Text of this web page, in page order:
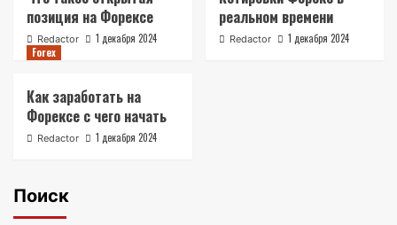
позиция на Форексе
Redactor 1 декабря 2024
реальном времени
Redactor
1 декабря 2024
Forex
Как заработать на
Форексе с чего начать
Redactor 1 декабря 2024
Поиск